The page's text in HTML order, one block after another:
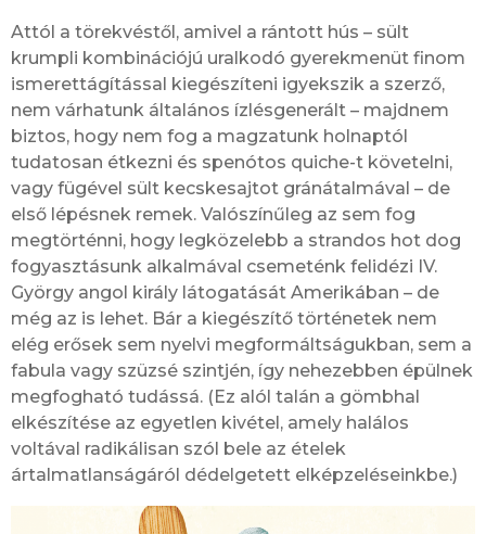
Attól a törekvéstől, amivel a rántott hús – sült
krumpli kombinációjú uralkodó gyerekmenüt finom
ismerettágítással kiegészíteni igyekszik a szerző,
nem várhatunk általános ízlésgenerált – majdnem
biztos, hogy nem fog a magzatunk holnaptól
tudatosan étkezni és spenótos quiche-t követelni,
vagy fügével sült kecskesajtot gránátalmával – de
első lépésnek remek. Valószínűleg az sem fog
megtörténni, hogy legközelebb a strandos hot dog
fogyasztásunk alkalmával csemeténk felidézi IV.
György angol király látogatását Amerikában – de
még az is lehet. Bár a kiegészítő történetek nem
elég erősek sem nyelvi megformáltságukban, sem a
fabula vagy szüzsé szintjén, így nehezebben épülnek
megfogható tudássá. (Ez alól talán a gömbhal
elkészítése az egyetlen kivétel, amely halálos
voltával radikálisan szól bele az ételek
ártalmatlanságáról dédelgetett elképzeléseinkbe.)